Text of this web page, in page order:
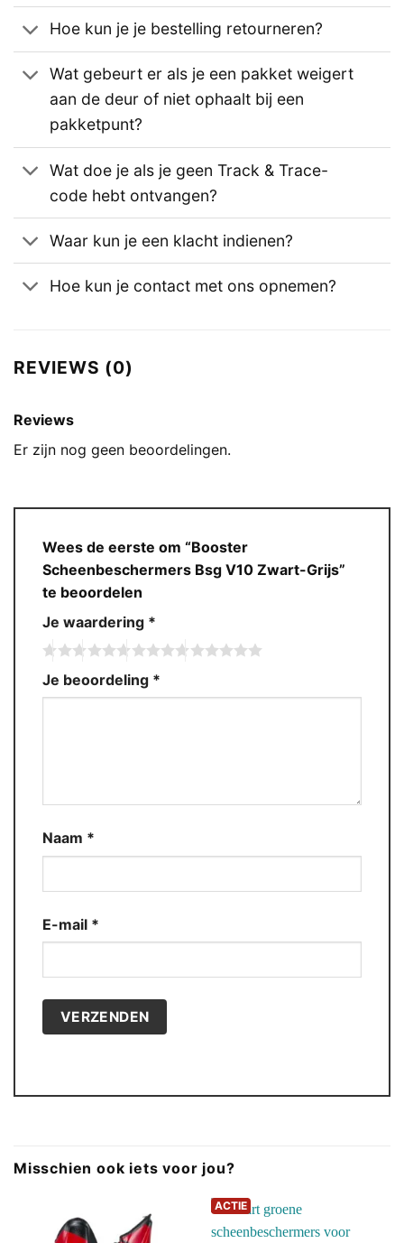
Hoe kun je je bestelling retourneren?
Wat gebeurt er als je een pakket weigert
aan de deur of niet ophaalt bij een
pakketpunt?
Wat doe je als je geen Track & Trace-
code hebt ontvangen?
Waar kun je een klacht indienen?
Hoe kun je contact met ons opnemen?
REVIEWS (0)
Reviews
Er zijn nog geen beoordelingen.
Wees de eerste om “Booster
Scheenbeschermers Bsg V10 Zwart-Grijs”
te beoordelen
Je waardering *
Je beoordeling *
Naam *
E-mail *
Misschien ook iets voor jou?
ACTIE